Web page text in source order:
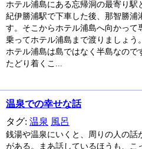
ホテル浦島にある忘帰洞の最寄り駅
紀伊勝浦駅で下車した後、那智勝浦
す。そこからホテル浦島へ向かって
乗ってホテル浦島まで渡りましょう。
ホテル浦島は島ではなく半島なの
たどり着くこ...
温泉での幸せな話
タグ: 温泉 風呂
銭湯や温泉にいくと、周りの人の話
がある。まあ話しているほうも、こ